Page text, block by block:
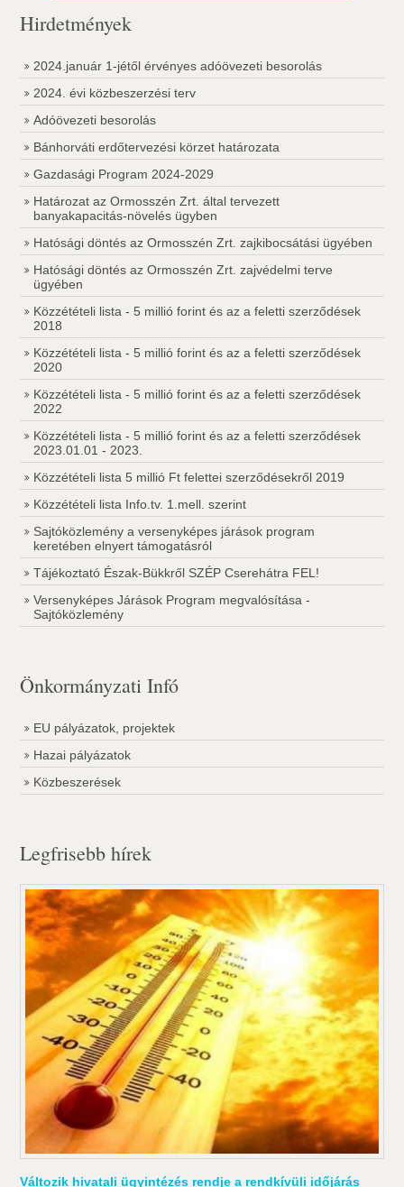
Hirdetmények
2024.január 1-jétől érvényes adóövezeti besorolás
2024. évi közbeszerzési terv
Adóövezeti besorolás
Bánhorváti erdőtervezési körzet határozata
Gazdasági Program 2024-2029
Határozat az Ormosszén Zrt. által tervezett
banyakapacitás-növelés ügyben
Hatósági döntés az Ormosszén Zrt. zajkibocsátási ügyében
Hatósági döntés az Ormosszén Zrt. zajvédelmi terve
ügyében
Közzétételi lista - 5 millió forint és az a feletti szerződések
2018
Közzétételi lista - 5 millió forint és az a feletti szerződések
2020
Közzétételi lista - 5 millió forint és az a feletti szerződések
2022
Közzétételi lista - 5 millió forint és az a feletti szerződések
2023.01.01 - 2023.
Közzétételi lista 5 millió Ft felettei szerződésekről 2019
Közzétételi lista Info.tv. 1.mell. szerint
Sajtóközlemény a versenyképes járások program
keretében elnyert támogatásról
Tájékoztató Észak-Bükkről SZÉP Cserehátra FEL!
Versenyképes Járások Program megvalósítása -
Sajtóközlemény
Önkormányzati Infó
EU pályázatok, projektek
Hazai pályázatok
Közbeszerések
Legfrisebb hírek
Változik hivatali ügyintézés rendje a rendkívüli időjárás